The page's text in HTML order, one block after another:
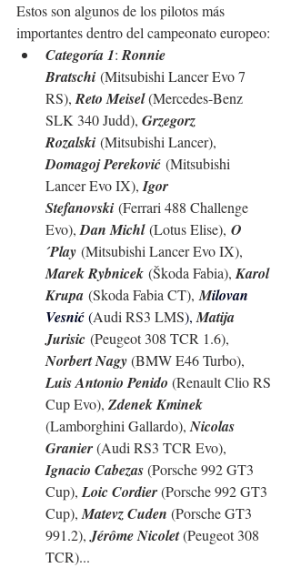
Estos son algunos de los pilotos más
importantes dentro del campeonato europeo:
Categoría 1: Ronnie
Bratschi (Mitsubishi Lancer Evo 7
RS), Reto Meisel (Mercedes-Benz
SLK 340 Judd), Grzegorz
Rozalski (Mitsubishi Lancer),
Domagoj Pereković (Mitsubishi
Lancer Evo IX), Igor
Stefanovski (Ferrari 488 Challenge
Evo), Dan Michl (Lotus Elise), O
´Play (Mitsubishi Lancer Evo IX),
Marek Rybnicek (Škoda Fabia), Karol
Krupa (Skoda Fabia CT), Milovan
Vesnić (Audi RS3 LMS), Matija
Jurisic (Peugeot 308 TCR 1.6),
Norbert Nagy (BMW E46 Turbo),
Luis Antonio Penido (Renault Clio RS
Cup Evo), Zdenek Kminek
(Lamborghini Gallardo), Nicolas
Granier (Audi RS3 TCR Evo),
Ignacio Cabezas (Porsche 992 GT3
Cup), Loic Cordier (Porsche 992 GT3
Cup), Matevz Cuden (Porsche GT3
991.2), Jérôme Nicolet (Peugeot 308
TCR)...